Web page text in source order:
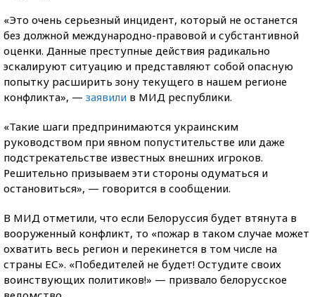
«Это очень серьезный инцидент, который не останется
без должной международно-правовой и субстантивной
оценки. Данные преступные действия радикально
эскалируют ситуацию и представляют собой опасную
попытку расширить зону текущего в нашем регионе
конфликта», — заявили в МИД республики.
«Такие шаги предпринимаются украинским
руководством при явном попустительстве или даже
подстрекательстве известных внешних игроков.
Решительно призываем эти стороны одуматься и
остановиться», — говорится в сообщении.
В МИД отметили, что если Белоруссия будет втянута в
вооруженный конфликт, то «пожар в таком случае может
охватить весь регион и перекинется в том числе на
страны ЕС». «Победителей не будет! Остудите своих
воинствующих политиков!» — призвало белорусское